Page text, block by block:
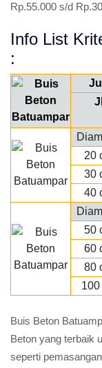
Rp.55.000 s/d
Info List
:
20
30
40
50
60
80
100
Buis Beton
Beton yang terbaik
seperti